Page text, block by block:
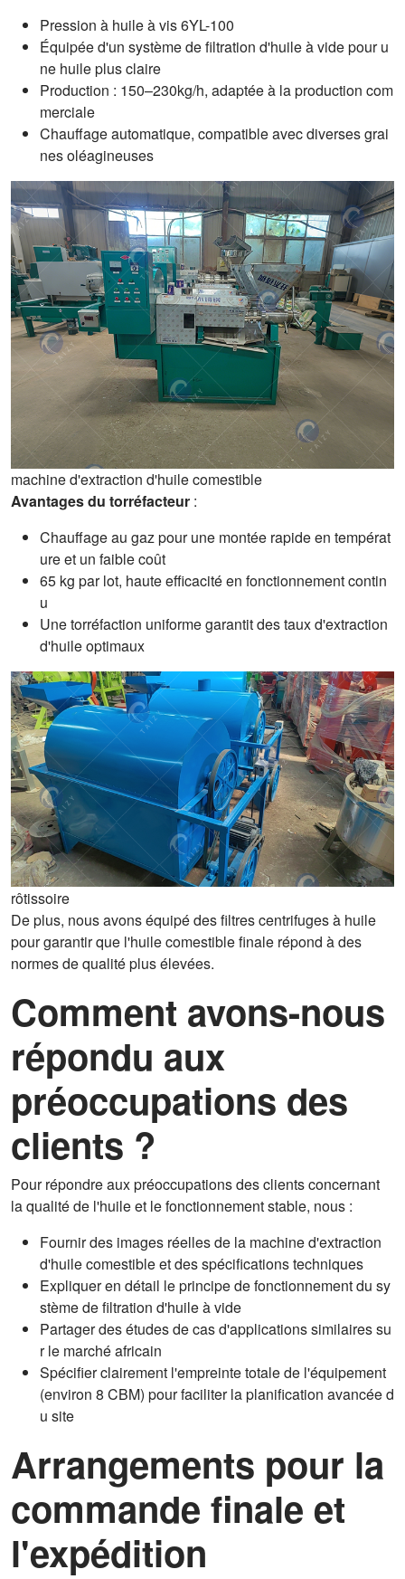
Pression à huile à vis 6YL-100
Équipée d'un système de filtration d'huile à vide pour u
ne huile plus claire
Production : 150–230kg/h, adaptée à la production com
merciale
Chauffage automatique, compatible avec diverses grai
nes oléagineuses
machine d'extraction d'huile comestible
Avantages du torréfacteur :
Chauffage au gaz pour une montée rapide en températ
ure et un faible coût
65 kg par lot, haute efficacité en fonctionnement contin
u
Une torréfaction uniforme garantit des taux d'extraction
d'huile optimaux
rôtissoire
De plus, nous avons équipé des filtres centrifuges à huile
pour garantir que l'huile comestible finale répond à des
normes de qualité plus élevées.
Comment avons-nous
répondu aux
préoccupations des
clients ?
Pour répondre aux préoccupations des clients concernant
la qualité de l'huile et le fonctionnement stable, nous :
Fournir des images réelles de la machine d'extraction
d'huile comestible et des spécifications techniques
Expliquer en détail le principe de fonctionnement du sy
stème de filtration d'huile à vide
Partager des études de cas d'applications similaires su
r le marché africain
Spécifier clairement l'empreinte totale de l'équipement
(environ 8 CBM) pour faciliter la planification avancée d
u site
Arrangements pour la
commande finale et
l'expédition